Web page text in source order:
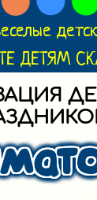
ДЕТЯМ